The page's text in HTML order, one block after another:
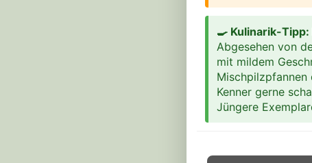
🍳 Kulinarik-
Abgesehen von
mit mildem
Mischpilzpfannen
Kenner gerne
Jüngere